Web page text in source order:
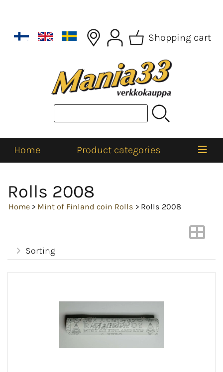
Shopping cart
Home Product categories
Rolls 2008
Home > Mint of Finland coin Rolls > Rolls 2008
Sorting